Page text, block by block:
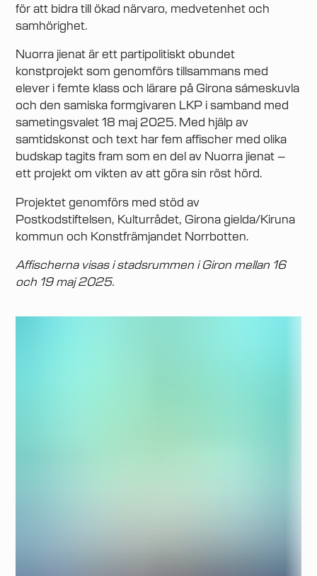
för att bidra till ökad närvaro, medvetenhet och
samhörighet.
Nuorra jienat är ett partipolitiskt obundet
konstprojekt som genomförs tillsammans med
elever i femte klass och lärare på Girona sámeskuvla
och den samiska formgivaren LKP i samband med
sametingsvalet 18 maj 2025. Med hjälp av
samtidskonst och text har fem affischer med olika
budskap tagits fram som en del av Nuorra jienat –
ett projekt om vikten av att göra sin röst hörd.
Projektet genomförs med stöd av
Postkodstiftelsen, Kulturrådet, Girona gielda/Kiruna
kommun och Konstfrämjandet Norrbotten.
Affischerna visas i stadsrummen i Giron mellan 16
och 19 maj 2025.